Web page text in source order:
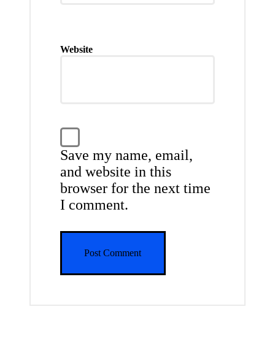
Website
Save my name, email,
and website in this
browser for the next time
I comment.